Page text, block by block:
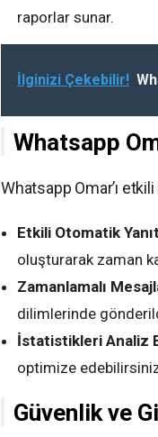
raporlar sunar.
İlginizi Çekebilir!
Whatsapp
Whatsapp Omar’ı
Etkili Otomatik
oluşturarak zaman
Zamanlamalı
dilimlerinde
İstatistikleri Analiz
optimize
Güvenlik ve